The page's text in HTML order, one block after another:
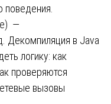
поведения.
—
Декомпиляция в Java
логику: как
проверяются
вызовы